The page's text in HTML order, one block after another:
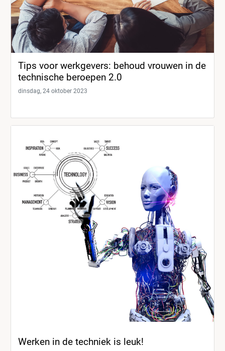
Tips voor werkgevers: behoud vrouwen in de
technische beroepen 2.0
dinsdag, 24 oktober 2023
Werken in de techniek is leuk!